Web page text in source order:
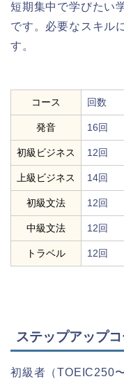
短期集中で学びたい
です。必要なスキル
す。
コース 回数
発音 16回
初級ビジネス 12回
上級ビジネス 14回
初級文法 12回
中級文法 12回
トラベル 12回
ステップアップコ
初級者（TOEIC250